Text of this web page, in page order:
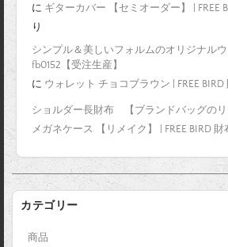
に ギターカバー 【セミオーダー】 | FREE
り
シンプル＆美しいフォルムのオリジナル
fb0152【受注生産】
に ウォレット チョコブラウン | FREE
ショルダー長財布 【ブランドバッグのリ
メガネケース 【リメイク】 | FREE BIRD
カテゴリー
商品